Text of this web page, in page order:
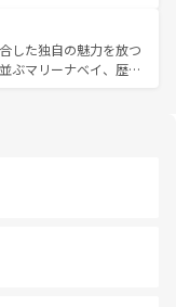
季節にも異なる楽しみ
人々、仏教を中心とし
訪れる旅人を魅了し続
観光スポットが密集し
のも魅力。息をのむよ
港を存分に楽しみ尽く
した独自の魅力を放つ
ぶマリーナベイ、歴史
める外せないスポット